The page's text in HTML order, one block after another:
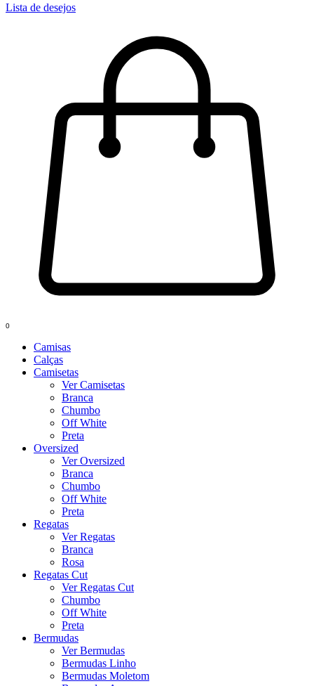
Lista de desejos
0
Camisas
Calças
Camisetas
Ver Camisetas
Branca
Chumbo
Off White
Preta
Oversized
Ver Oversized
Branca
Chumbo
Off White
Preta
Regatas
Ver Regatas
Branca
Rosa
Regatas Cut
Ver Regatas Cut
Chumbo
Off White
Preta
Bermudas
Ver Bermudas
Bermudas Linho
Bermudas Moletom